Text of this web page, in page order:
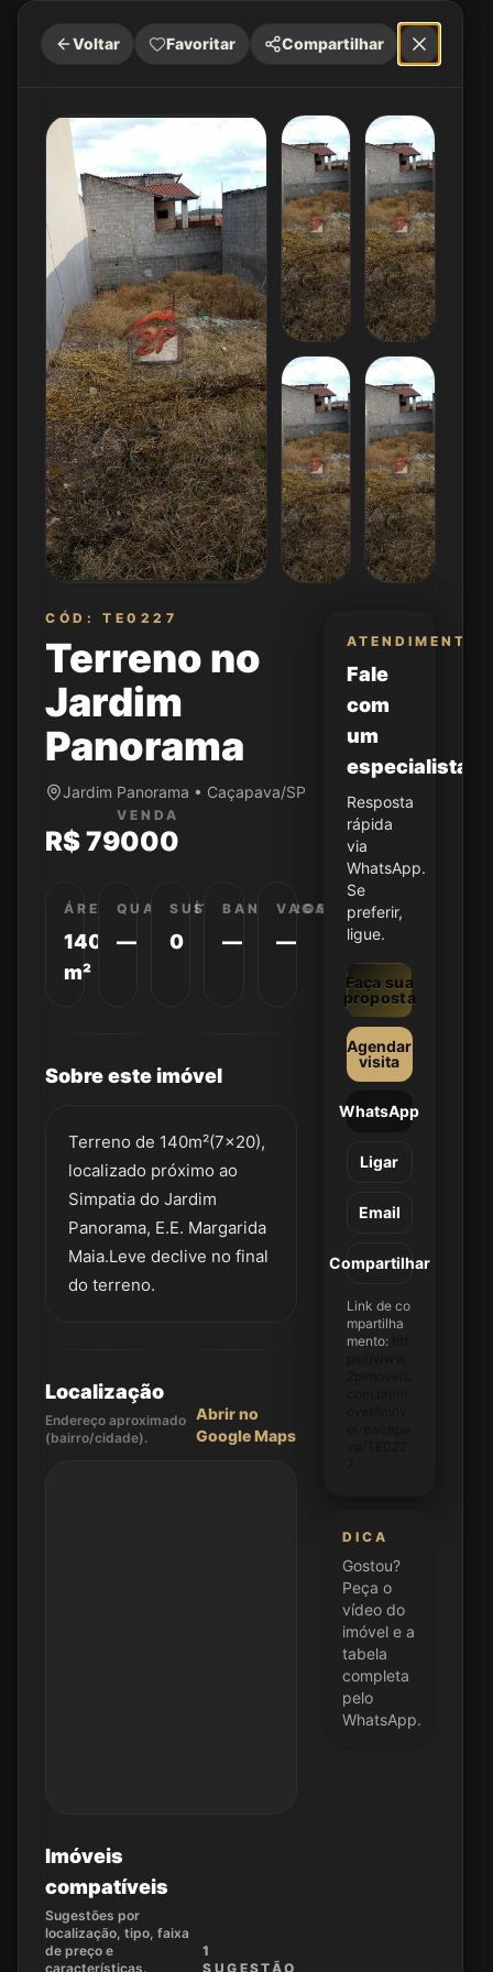
Voltar Favoritar Compartilhar
CÓD: TE0227
Terreno no
Jardim
Panorama
Jardim Panorama • Caçapava/SP
VENDA
R$ 79000
ÁREA
140
m²
QUARTOS
—
SUÍTES
0
BANHEIROS
—
VAGAS
—
Sobre este imóvel
Terreno de 140m²(7x20),
localizado próximo ao
Simpatia do Jardim
Panorama, E.E. Margarida
Maia.Leve declive no final
do terreno.
Localização
Endereço aproximado
(bairro/cidade).
Abrir no
Google Maps
Imóveis
compatíveis
Sugestões por
localização, tipo, faixa
de preço e
características.
1
SUGESTÃO
ATENDIMENTO
Fale
com
um
especialista
Resposta
rápida
via
WhatsApp.
Se
preferir,
ligue.
Faça sua
proposta
Agendar
visita
WhatsApp
Ligar
Email
Compartilhar
Link de co
mpartilha
mento:
DICA
Gostou?
Peça o
vídeo do
imóvel e a
tabela
completa
pelo
WhatsApp.